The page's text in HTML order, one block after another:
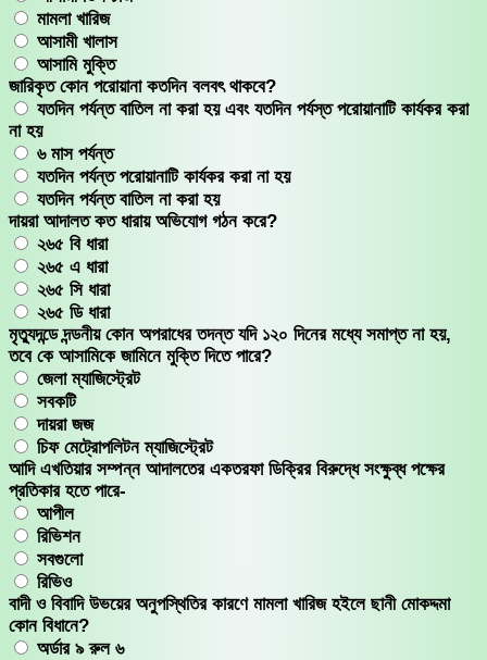
মামলা খারিজ
আসামী খালাস
আসামি মুক্তি
জারিকৃত কোন পরোয়ানা কতদিন বলবৎ থাকবে?
যতদিন পর্যন্ত বাতিল না করা হয় এবং যতদিন পর্যস্ত পরোয়ানাটি কার্যকর করা
না হয়
৬ মাস পর্যন্ত
যতদিন পর্যন্ত পরোয়ানাটি কার্যকর করা না হয়
যতদিন পর্যন্ত বাতিল না করা হয়
দায়রা আদালত কত ধারায় অভিযোগ গঠন করে?
২৬৫ বি ধারা
২৬৫ এ ধারা
২৬৫ সি ধারা
২৬৫ ডি ধারা
মৃত্যুদন্ডে দন্ডনীয় কোন অপরাধের তদন্ত যদি ১২০ দিনের মধ্যে সমাপ্ত না হয়,
তবে কে আসামিকে জামিনে মুক্তি দিতে পারে?
জেলা ম্যাজিস্ট্রেট
সবকটি
দায়রা জজ
চিফ মেট্রোপলিটন ম্যাজিস্ট্রেট
আদি এখতিয়ার সম্পন্ন আদালতের একতরফা ডিক্রির বিরুদ্ধে সংক্ষুব্ধ পক্ষের
প্রতিকার হতে পারে-
আপীল
রিভিশন
সবগুলো
রিভিও
বাদী ও বিবাদি উভয়ের অনুপস্থিতির কারণে মামলা খারিজ হইলে ছানী মোকদ্দমা
কোন বিধানে?
অর্ডার ৯ রুল ৬